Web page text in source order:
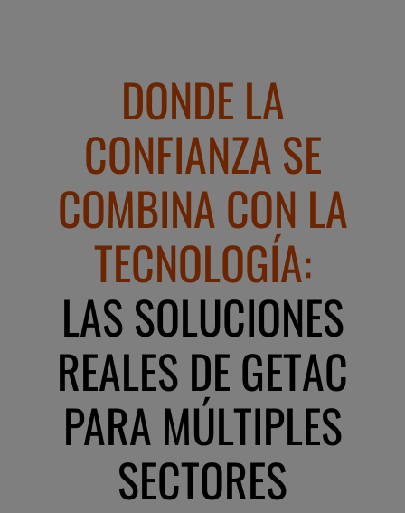
DONDE LA
CONFIANZA SE
COMBINA CON LA
TECNOLOGÍA:
LAS SOLUCIONES
REALES DE GETAC
PARA MÚLTIPLES
SECTORES